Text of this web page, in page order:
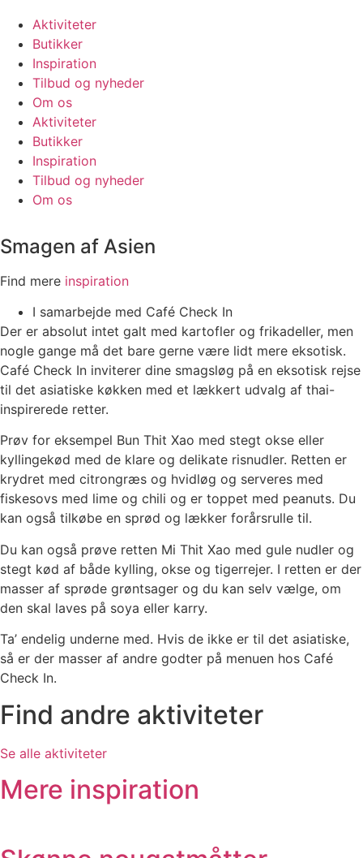
Aktiviteter
Butikker
Inspiration
Tilbud og nyheder
Om os
Aktiviteter
Butikker
Inspiration
Tilbud og nyheder
Om os
Smagen af Asien
Find mere inspiration
I samarbejde med Café Check In
Der er absolut intet galt med kartofler og frikadeller, men
nogle gange må det bare gerne være lidt mere eksotisk.
Café Check In inviterer dine smagsløg på en eksotisk rejse
til det asiatiske køkken med et lækkert udvalg af thai-
inspirerede retter.
Prøv for eksempel Bun Thit Xao med stegt okse eller
kyllingekød med de klare og delikate risnudler. Retten er
krydret med citrongræs og hvidløg og serveres med
fiskesovs med lime og chili og er toppet med peanuts. Du
kan også tilkøbe en sprød og lækker forårsrulle til.
Du kan også prøve retten Mi Thit Xao med gule nudler og
stegt kød af både kylling, okse og tigerrejer. I retten er der
masser af sprøde grøntsager og du kan selv vælge, om
den skal laves på soya eller karry.
Ta’ endelig underne med. Hvis de ikke er til det asiatiske,
så er der masser af andre godter på menuen hos Café
Check In.
Find andre aktiviteter
Se alle aktiviteter
Mere inspiration